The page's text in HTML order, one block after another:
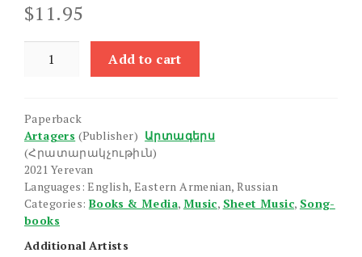
$11.95
Add to cart
Paperback
Artagers (Publisher) Արտագերս
(Հրատարակչութիւն)
2021 Yerevan
Languages: English, Eastern Armenian, Russian
Categories: Books & Media, Music, Sheet Music, Song-
books
Additional Artists